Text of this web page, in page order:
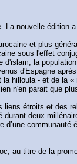
nouvelle édition
et plus
sous l'effet
la
d'Espagne
hilloula - et de la
n'en parait que
étroits et des
deux
au titre de la